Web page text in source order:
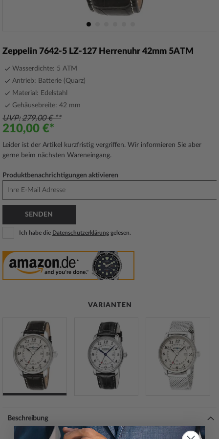
der
Bildergalerie
Zeppelin 7642-5 LZ-127 Herrenuhr 42mm 5ATM
Wasserdichte: 5 ATM
Antrieb: Batterie (Quarz)
Material: Edelstahl
Gehäusebreite: 42 mm
UVP 279,00 €
210,00 €
Leider ist der Artikel kurzfristig vergriffen. Wir informieren Sie aber
gerne beim nächsten Wareneingang.
Produktbenachrichtigungen aktivieren
SENDEN
Ich habe die Datenschutzerklärung gelesen.
VARIANTEN
Beschreibung